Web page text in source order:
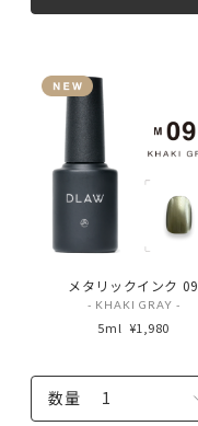
メタリックインク 09
- KHAKI GRAY -
5ml ¥1,980
数量